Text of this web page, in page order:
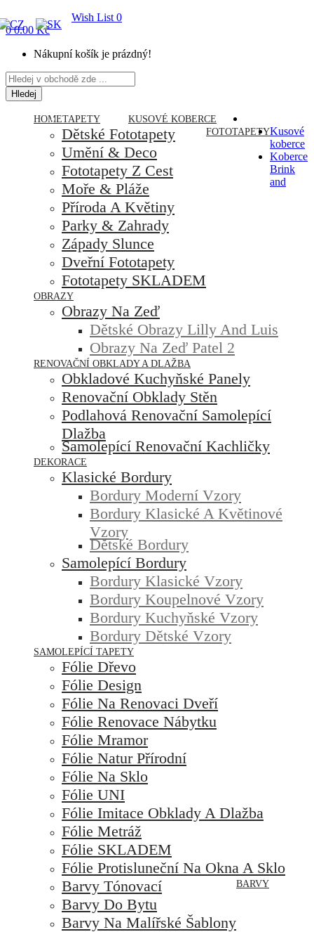
Wish List 0
0 0.00 Kč
Nákupní košík je prázdný!
Hledej
HOMETAPETY
KUSOVÉ KOBERCE
FOTOTAPETY
Dětské Fototapety
Umění & Deco
Fototapety Z Cest
Moře & Pláže
Příroda A Květiny
Parky & Zahrady
Západy Slunce
Dveřní Fototapety
Fototapety SKLADEM
OBRAZY
Obrazy Na Zeď
Dětské Obrazy Lilly And Luis
Obrazy Na Zeď Patel 2
RENOVAČNÍ OBKLADY A DLAŽBA
Obkladové Kuchyňské Panely
Renovační Obklady Stěn
Podlahová Renovační Samolepící
Dlažba
Samolepící Renovační Kachličky
DEKORACE
Klasické Bordury
Bordury Moderní Vzory
Bordury Klasické A Květinové
Vzory
Dětské Bordury
Samolepící Bordury
Bordury Klasické Vzory
Bordury Koupelnové Vzory
Bordury Kuchyňské Vzory
Bordury Dětské Vzory
SAMOLEPÍCÍ TAPETY
Fólie Dřevo
Fólie Design
Fólie Na Renovaci Dveří
Fólie Renovace Nábytku
Fólie Mramor
Fólie Natur Přírodní
Fólie Na Sklo
Fólie UNI
Fólie Imitace Obklady A Dlažba
Fólie Metráž
Fólie SKLADEM
Fólie Protisluneční Na Okna A Sklo
BARVY
Barvy Tónovací
Barvy Do Bytu
Barvy Na Malířské Šablony
Kusové
koberce
Koberce
Brink
and